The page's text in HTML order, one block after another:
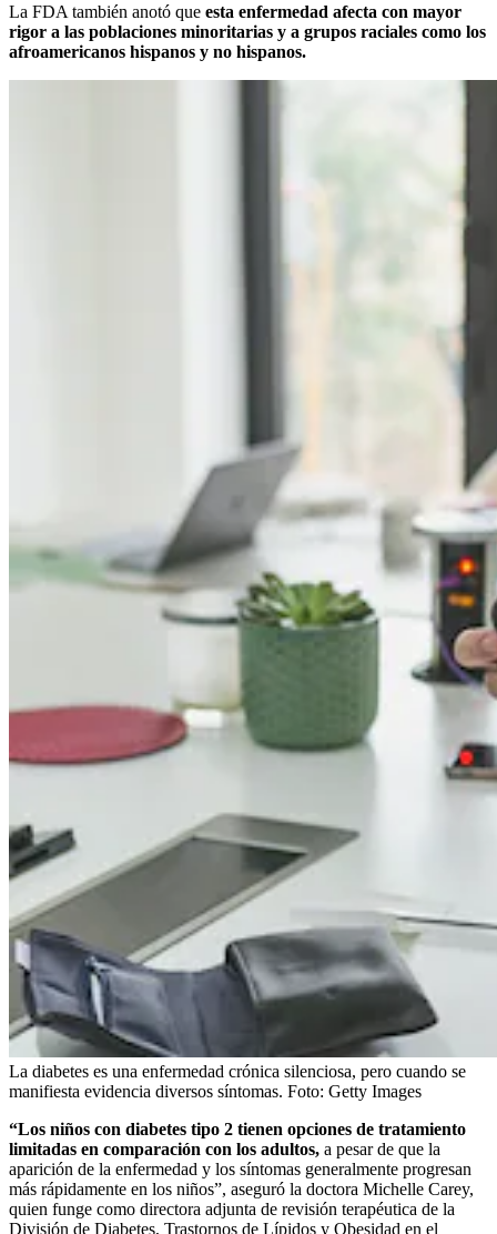
La FDA también anotó que esta enfermedad afecta con mayor
rigor a las poblaciones minoritarias y a grupos raciales como los
afroamericanos hispanos y no hispanos.
La diabetes es una enfermedad crónica silenciosa, pero cuando se
manifiesta evidencia diversos síntomas. Foto: Getty Images
“Los niños con diabetes tipo 2 tienen opciones de tratamiento
limitadas en comparación con los adultos, a pesar de que la
aparición de la enfermedad y los síntomas generalmente progresan
más rápidamente en los niños”, aseguró la doctora Michelle Carey,
quien funge como directora adjunta de revisión terapéutica de la
División de Diabetes, Trastornos de Lípidos y Obesidad en el